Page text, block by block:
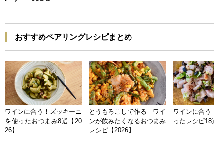
おすすめペアリングレシピまとめ
ワインに合う！ズッキーニ
を使ったおつまみ8選【20
26】
とうもろこしで作る ワイ
ンが飲みたくなるおつまみ
レシピ【2026】
ワインに合う
ったレシピ18